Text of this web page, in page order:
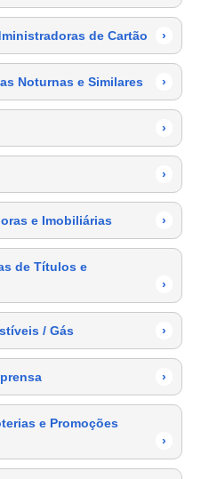
de Cartão ›
Noturnas e Similares ›
›
›
e Imobiliárias ›
de Títulos e
›
/ Gás ›
›
e Promoções
›